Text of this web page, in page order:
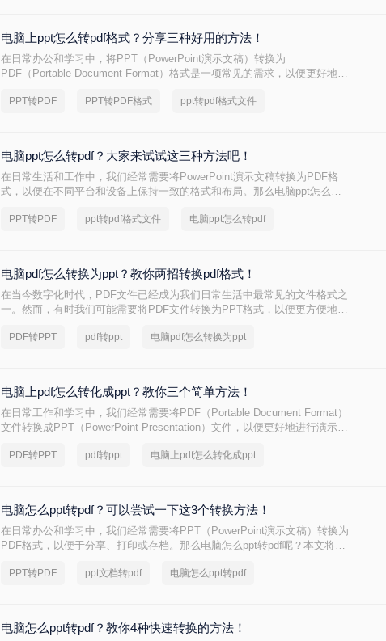
电脑上ppt怎么转pdf格式？分享三种好用的方法！
在日常办公和学习中，将PPT（PowerPoint演示文稿）转换为
PDF（Portable Document Format）格式是一项常见的需求，以便更好地分
呢？以下将详细介绍几种在电脑上将PPT转换为PDF格式的方法。
PPT转PDF PPT转PDF格式 ppt转pdf格式文件
电脑ppt怎么转pdf？大家来试试这三种方法吧！
在日常生活和工作中，我们经常需要将PowerPoint演示文稿转换为PDF格
式，以便在不同平台和设备上保持一致的格式和布局。那么电脑ppt怎么转
PowerPoint自带功能、在线转换工具和第三方软件。
PPT转PDF ppt转pdf格式文件 电脑ppt怎么转pdf
电脑pdf怎么转换为ppt？教你两招转换pdf格式！
在当今数字化时代，PDF文件已经成为我们日常生活中最常见的文件格式之
一。然而，有时我们可能需要将PDF文件转换为PPT格式，以便更方便地编
速、准确地完成转换任务。
PDF转PPT pdf转ppt 电脑pdf怎么转换为ppt
电脑上pdf怎么转化成ppt？教你三个简单方法！
在日常工作和学习中，我们经常需要将PDF（Portable Document Format）
文件转换成PPT（PowerPoint Presentation）文件，以便更好地进行演示和
几种常用方法，供您参考。
PDF转PPT pdf转ppt 电脑上pdf怎么转化成ppt
电脑怎么ppt转pdf？可以尝试一下这3个转换方法！
在日常办公和学习中，我们经常需要将PPT（PowerPoint演示文稿）转换为
PDF格式，以便于分享、打印或存档。那么电脑怎么ppt转pdf呢？本文将介
PPT转PDF ppt文档转pdf 电脑怎么ppt转pdf
电脑怎么ppt转pdf？教你4种快速转换的方法！